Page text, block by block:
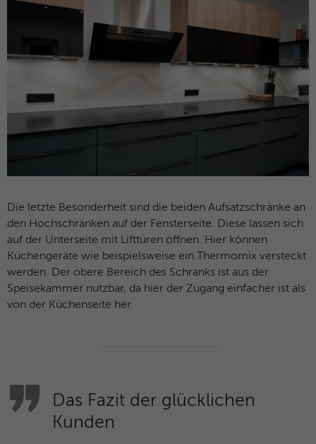
Die letzte Besonderheit sind die beiden Aufsatzschränke an
den Hochschränken auf der Fensterseite. Diese lassen sich
auf der Unterseite mit Lifttüren öffnen. Hier können
Küchengeräte wie beispielsweise ein Thermomix versteckt
werden. Der obere Bereich des Schranks ist aus der
Speisekammer nutzbar, da hier der Zugang einfacher ist als
von der Küchenseite her.
Das Fazit der glücklichen
Kunden